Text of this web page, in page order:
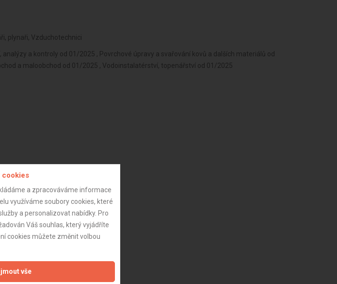
plynaři, Vzduchotechnici
analýzy a kontroly od 01/2025 , Povrchové úpravy a svařování kovů a dalších materiálů od
a maloobchod od 01/2025 , Vodoinstalatérství, topenářství od 01/2025
cookies
a zpracováváme informace
využíváme soubory cookies, které
a personalizovat nabídky. Pro
Váš souhlas, který vyjádříte
cookies můžete změnit volbou
vše